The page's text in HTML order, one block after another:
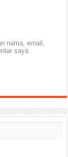
nama, email,
saya